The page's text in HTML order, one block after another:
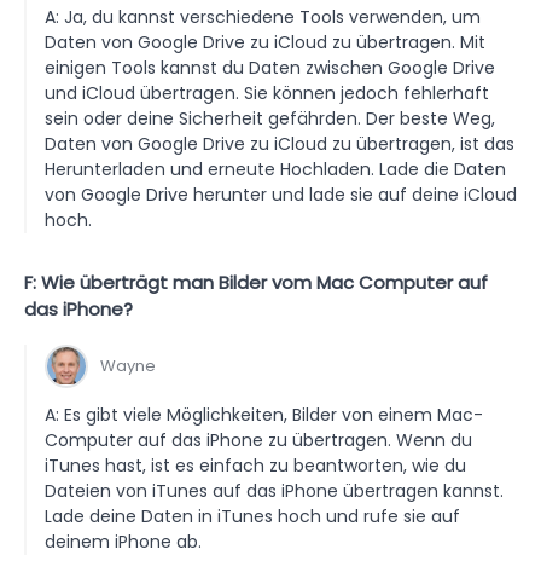
A: Ja, du kannst verschiedene Tools verwenden, um
Daten von Google Drive zu iCloud zu übertragen. Mit
einigen Tools kannst du Daten zwischen Google Drive
und iCloud übertragen. Sie können jedoch fehlerhaft
sein oder deine Sicherheit gefährden. Der beste Weg,
Daten von Google Drive zu iCloud zu übertragen, ist das
Herunterladen und erneute Hochladen. Lade die Daten
von Google Drive herunter und lade sie auf deine iCloud
hoch.
F: Wie überträgt man Bilder vom Mac Computer auf
das iPhone?
Wayne
A: Es gibt viele Möglichkeiten, Bilder von einem Mac-
Computer auf das iPhone zu übertragen. Wenn du
iTunes hast, ist es einfach zu beantworten, wie du
Dateien von iTunes auf das iPhone übertragen kannst.
Lade deine Daten in iTunes hoch und rufe sie auf
deinem iPhone ab.